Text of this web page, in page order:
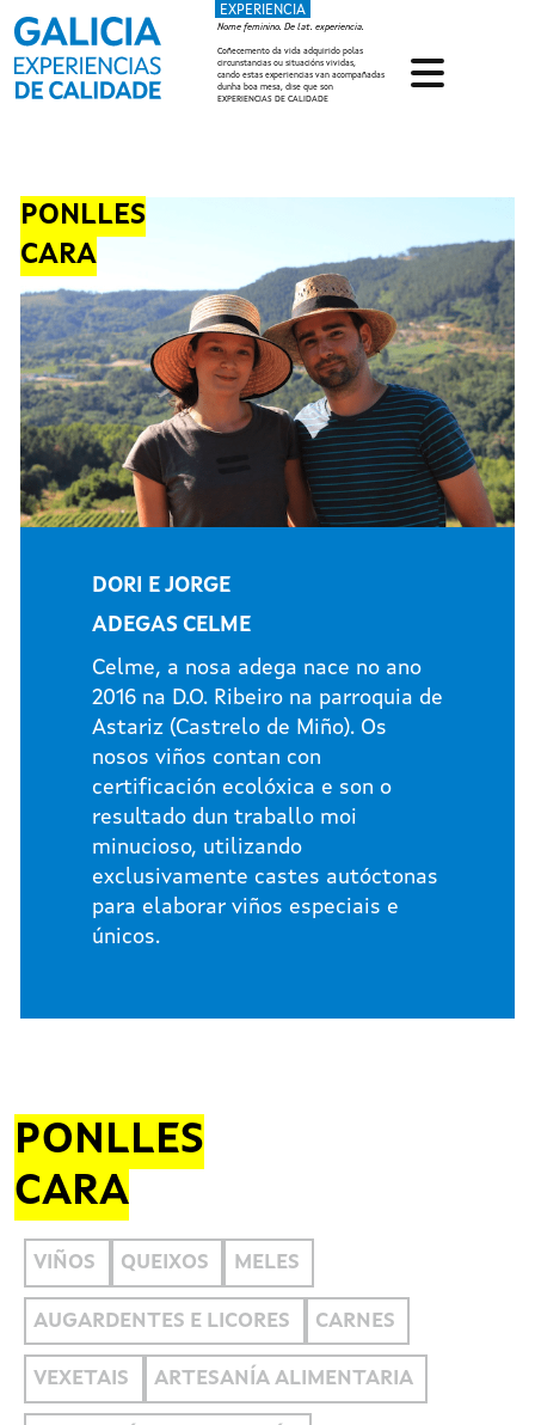
Ir o contido principal
EXPERIENCIA
Nome feminino. De lat. experiencia.
Coñecemento da vida adquirido polas
circunstancias ou situacións vividas,
cando estas experiencias van acompañadas
dunha boa mesa, dise que son
EXPERIENCIAS DE CALIDADE
PONLLES
CARA
DORI E JORGE
ADEGAS CELME
Celme, a nosa adega nace no ano
2016 na D.O. Ribeiro na parroquia de
Astariz (Castrelo de Miño). Os
nosos viños contan con
certificación ecolóxica e son o
resultado dun traballo moi
minucioso, utilizando
exclusivamente castes autóctonas
para elaborar viños especiais e
únicos.
PONLLES
CARA
VIÑOS QUEIXOS MELES
AUGARDENTES E LICORES CARNES
VEXETAIS ARTESANÍA ALIMENTARIA